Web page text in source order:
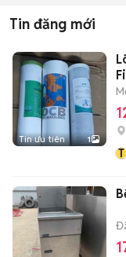
Tin đăng mới
Tin ưu tiên 1
T